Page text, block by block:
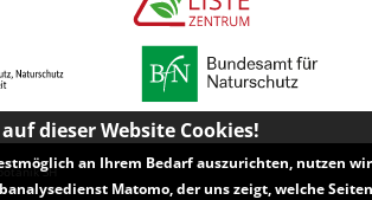
SH
dieser Website Cookies!
an Ihrem Bedarf auszurichten, nutzen wir
Matomo, der uns zeigt, welche Seiten